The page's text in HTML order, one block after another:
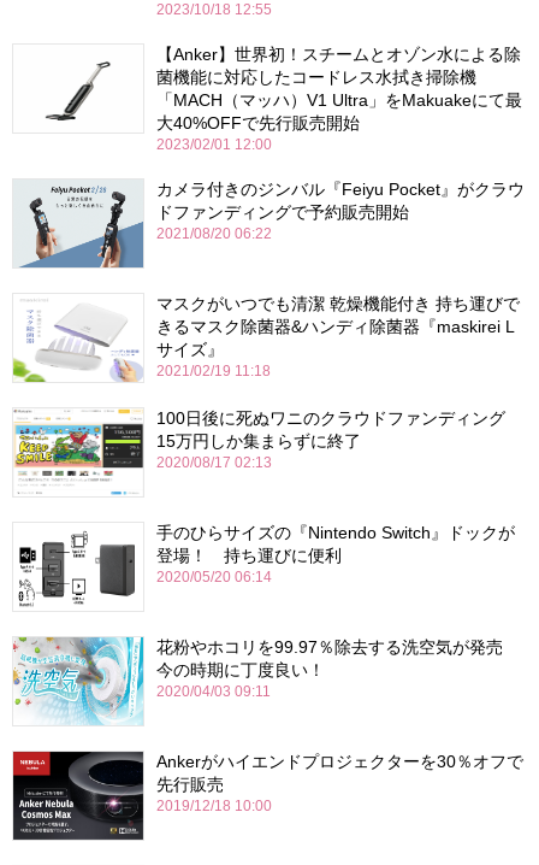
2023/10/18 12:55
【Anker】世界初！スチームとオゾン⽔による除
菌機能に対応したコードレス⽔拭き掃除機
「MACH（マッハ）V1 Ultra」をMakuakeにて最
⼤40%OFFで先⾏販売開始
2023/02/01 12:00
カメラ付きのジンバル『Feiyu Pocket』がクラウ
ドファンディングで予約販売開始
2021/08/20 06:22
マスクがいつでも清潔 乾燥機能付き 持ち運びで
きるマスク除菌器&ハンディ除菌器『maskirei L
サイズ』
2021/02/19 11:18
100日後に死ぬワニのクラウドファンディング
15万円しか集まらずに終了
2020/08/17 02:13
手のひらサイズの『Nintendo Switch』ドックが
登場！ 持ち運びに便利
2020/05/20 06:14
花粉やホコリを99.97％除去する洗空気が発売
今の時期に丁度良い！
2020/04/03 09:11
Ankerがハイエンドプロジェクターを30％オフで
先行販売
2019/12/18 10:00